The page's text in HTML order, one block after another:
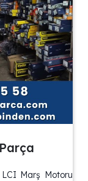
Marş Motoru